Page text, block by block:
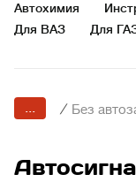
Автохимия
Для ВАЗ
Для
... / Без